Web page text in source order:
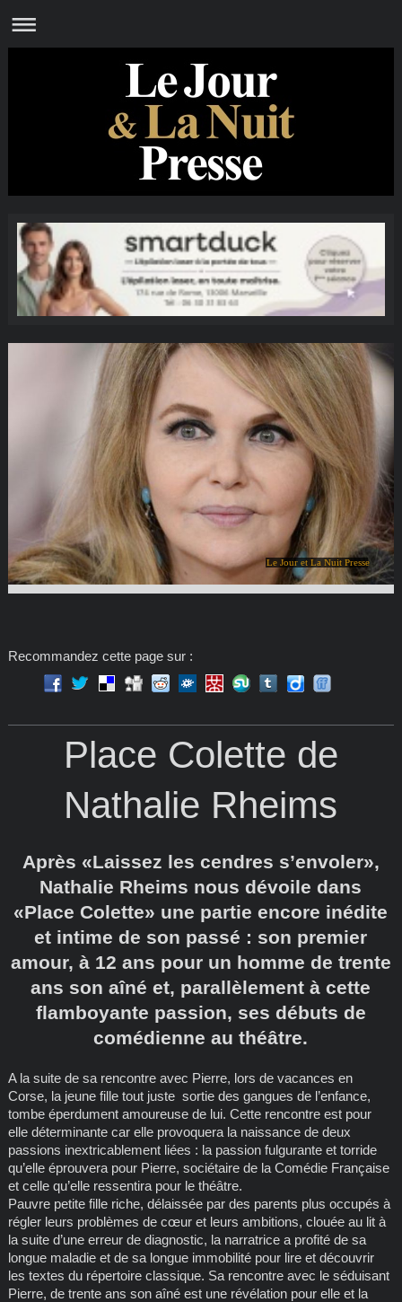
Le Jour et La Nuit Presse
Recommandez cette page sur :
Place Colette de
Nathalie Rheims
Après «Laissez les cendres s’envoler»,
Nathalie Rheims nous dévoile dans
«Place Colette» une partie encore inédite
et intime de son passé : son premier
amour, à 12 ans pour un homme de trente
ans son aîné et, parallèlement à cette
flamboyante passion, ses débuts de
comédienne au théâtre.
A la suite de sa rencontre avec Pierre, lors de vacances en
Corse, la jeune fille tout juste sortie des gangues de l’enfance,
tombe éperdument amoureuse de lui. Cette rencontre est pour
elle déterminante car elle provoquera la naissance de deux
passions inextricablement liées : la passion fulgurante et torride
qu’elle éprouvera pour Pierre, sociétaire de la Comédie Française
et celle qu’elle ressentira pour le théâtre.
Pauvre petite fille riche, délaissée par des parents plus occupés à
régler leurs problèmes de cœur et leurs ambitions, clouée au lit à
la suite d’une erreur de diagnostic, la narratrice a profité de sa
longue maladie et de sa longue immobilité pour lire et découvrir
les textes du répertoire classique. Sa rencontre avec le séduisant
Pierre, de trente ans son aîné est une révélation pour elle et la